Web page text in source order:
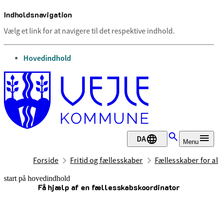
Indholdsnavigation
Vælg et link for at navigere til det respektive indhold.
gå til
Hovedindhold
DA Menu
Forside Fritid og fællesskaber Fællesskaber for
start på hovedindhold
Få hjælp af en fællesskabskoordinator
senest opdateret 29. juli 2026